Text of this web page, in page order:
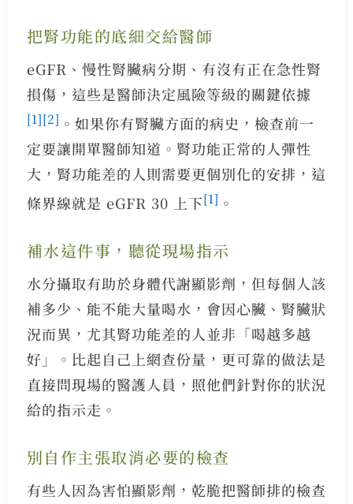
把腎功能的底細交給醫師
eGFR、慢性腎臟病分期、有沒有正在急性腎
損傷，這些是醫師決定風險等級的關鍵依據
[1][2] 。如果你有腎臟方面的病史，檢查前一
定要讓開單醫師知道。腎功能正常的人彈性
大，腎功能差的人則需要更個別化的安排，這
條界線就是 eGFR 30 上下[1] 。
補水這件事，聽從現場指示
水分攝取有助於身體代謝顯影劑，但每個人該
補多少、能不能大量喝水，會因心臟、腎臟狀
況而異，尤其腎功能差的人並非「喝越多越
好」。比起自己上網查份量，更可靠的做法是
直接問現場的醫護人員，照他們針對你的狀況
給的指示走。
別自作主張取消必要的檢查
有些人因為害怕顯影劑，乾脆把醫師排的檢查